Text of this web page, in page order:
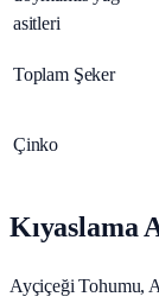
asitleri
Toplam Şeker
Çinko
Kıyaslama
Ayçiçeği Tohumu,